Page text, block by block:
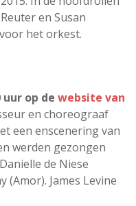
en Susan
het orkest.
uur op de website van
en choreograaf
een enscenering van
werden gezongen
de Niese
(Amor). James Levine